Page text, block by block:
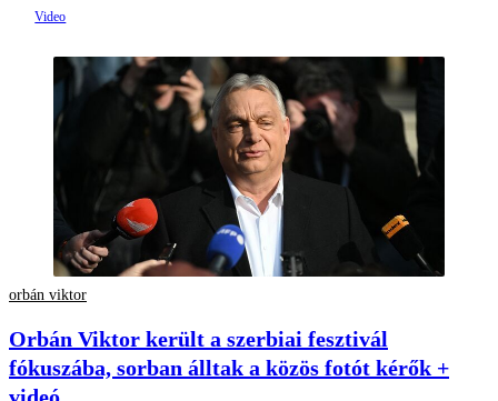
orbán viktor
Orbán Viktor került a szerbiai fesztivál
fókuszába, sorban álltak a közös fotót kérők +